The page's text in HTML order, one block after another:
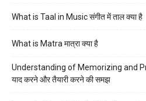
What is Taal in Music संगीत में ताल क्या है
What is Matra मात्रा क्या है
Understanding of Memorizing and
याद करने और तैयारी करने की समझ